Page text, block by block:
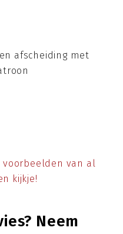
afscheiding met
van al
kijkje!
Neem